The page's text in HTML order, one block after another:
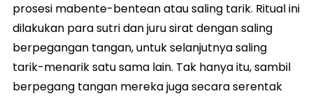
prosesi mabente-bentean atau saling tarik. Ritual ini
dilakukan para sutri dan juru sirat dengan saling
berpegangan tangan, untuk selanjutnya saling
tarik-menarik satu sama lain. Tak hanya itu, sambil
berpegang tangan mereka juga secara serentak